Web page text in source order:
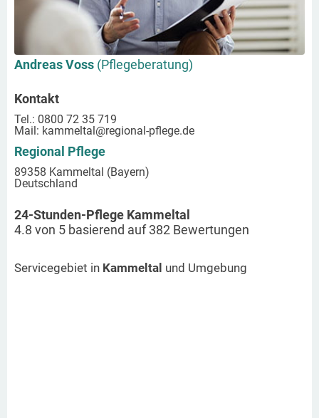
Andreas Voss (Pflegeberatung)
Kontakt
Tel.: 0800 72 35 719
Mail: kammeltal@regional-pflege.de
Regional Pflege
89358 Kammeltal (Bayern)
Deutschland
24-Stunden-Pflege Kammeltal
4.8 von 5 basierend auf382 Bewertungen
Servicegebiet in Kammeltal und Umgebung